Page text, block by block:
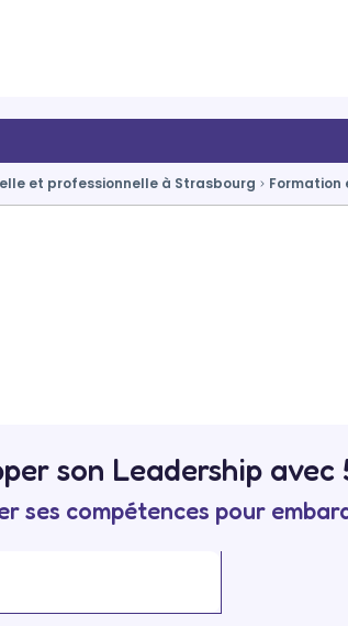
et professionnelle à Strasbourg Formation
son Leadership avec
ses compétences pour